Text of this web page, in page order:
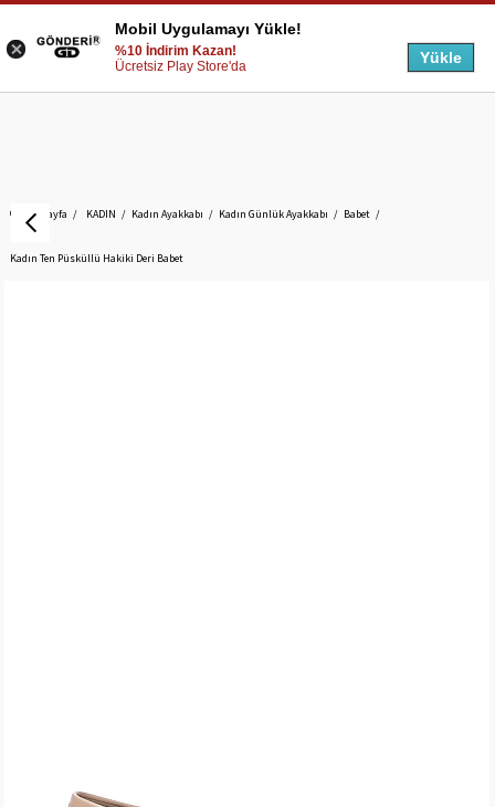
Anasayfa KADIN Kadın Ayakkabı Kadın Günlük Ayakkabı Babet
Kadın Ten Püsküllü Hakiki Deri Babet
Mobil Uygulamayı Yükle!
%10 İndirim Kazan!
Ücretsiz Play Store'da
Yükle